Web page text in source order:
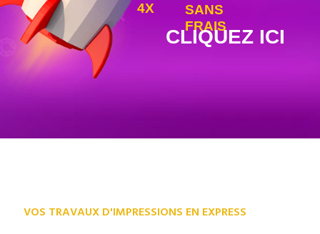
4X
CLIQUEZ ICI
SANS
FRAIS
VOS TRAVAUX D'IMPRESSIONS EN EXPRESS